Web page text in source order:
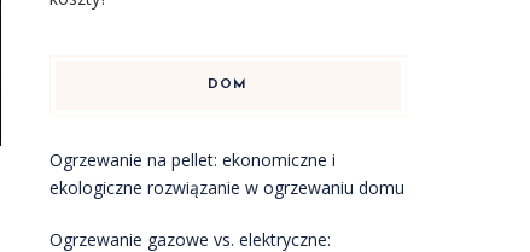
DOM
Ogrzewanie na pellet: ekonomiczne i
ekologiczne rozwiązanie w ogrzewaniu domu
Ogrzewanie gazowe vs. elektryczne: